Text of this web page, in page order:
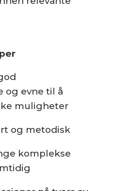
og evne til å
muligheter
og metodisk
komplekse